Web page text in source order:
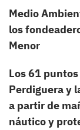
Medio
los
Menor
Los 61
Perdiguera y
a partir de
náutico y